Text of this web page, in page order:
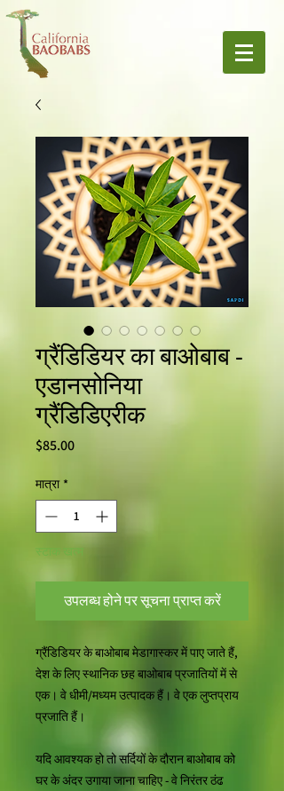
ग्रैंडिडियर का बाओबाब -
एडानसोनिया
ग्रैंडिडिएरीक
$85.00मूल्य
मात्रा *
स्टाक खत्म
उपलब्ध होने पर सूचना प्राप्त करें
ग्रैंडिडियर के बाओबाब मेडागास्कर में पाए जाते हैं,
देश के लिए स्थानिक छह बाओबाब प्रजातियों में से
एक। वे धीमी/मध्यम उत्पादक हैं। वे एक लुप्तप्राय
प्रजाति हैं।
यदि आवश्यक हो तो सर्दियों के दौरान बाओबाब को
घर के अंदर उगाया जाना चाहिए - वे निरंतर ठंढ